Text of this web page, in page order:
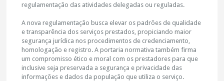
regulamentação das atividades delegadas ou reguladas.
A nova regulamentação busca elevar os padrões de qualidade
e transparência dos serviços prestados, propiciando maior
segurança jurídica nos procedimentos de credenciamento,
homologação e registro. A portaria normativa também firma
um compromisso ético e moral com os prestadores para que
inclusive seja preservada a segurança e privacidade das
informações e dados da população que utiliza o serviço.